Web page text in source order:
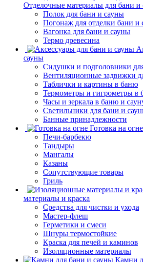
Отделочные материалы для бани и
Полок для бани и сауны
Погонаж для отделки бани и
Вагонка для бани и сауны
Термо древесина
сауны
Сидушки и подголовники
Вентиляционные задвижки
Таблички и картины в баню
Термометры и гигрометры в
Часы и зеркала в баню и
Светильники для бани и
Банные принадлежности
Готовка на огне
Печи-барбекю
Тандыры
Мангалы
Казаны
Сопутствующие товары
Гриль
материалы и краска
Средства для чистки и ухода
Мастер-флеш
Герметики и смеси
Шнуры термостойкие
Краска для печей и каминов
Изоляционные материалы
Камни